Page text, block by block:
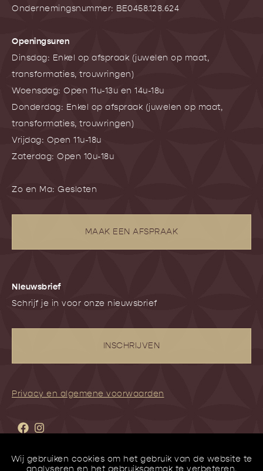
Wij gebruiken cookies om het gebruik van de website te
analyseren en het gebruiksgemak te verbeteren.
Ondernemingsnummer: BE0458.128.624
Openingsuren
Dinsdag: Enkel op afspraak (juwelen op maat,
transformaties, trouwringen)
Woensdag: Open 11u-13u en 14u-18u
Donderdag: Enkel op afspraak (juwelen op maat,
transformaties, trouwringen)
Vrijdag: Open 11u-18u
Zaterdag: Open 10u-18u
Zo en Ma: Gesloten
MAAK EEN AFSPRAAK
NIeuwsbrief
Schrijf je in voor onze nieuwsbrief
INSCHRIJVEN
Privacy en algemene voorwaarden